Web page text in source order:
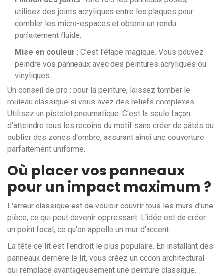
utilisez des joints acryliques entre les plaques pour
combler les micro-espaces et obtenir un rendu
parfaitement fluide.
Mise en couleur : C'est l'étape magique. Vous pouvez
peindre vos panneaux avec des peintures acryliques ou
vinyliques.
Un conseil de pro : pour la peinture, laissez tomber le
rouleau classique si vous avez des reliefs complexes.
Utilisez un pistolet pneumatique. C'est la seule façon
d'atteindre tous les recoins du motif sans créer de pâtés ou
oublier des zones d'ombre, assurant ainsi une couverture
parfaitement uniforme.
Où placer vos panneaux
pour un impact maximum ?
L'erreur classique est de vouloir couvrir tous les murs d'une
pièce, ce qui peut devenir oppressant. L'idée est de créer
un point focal, ce qu'on appelle un mur d'accent.
La tête de lit est l'endroit le plus populaire. En installant des
panneaux derrière le lit, vous créez un cocon architectural
qui remplace avantageusement une peinture classique.